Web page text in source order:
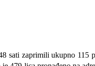
zaprimili ukupno 115